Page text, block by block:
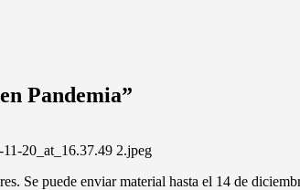
Pandemia”
Se puede enviar material hasta el 14 de